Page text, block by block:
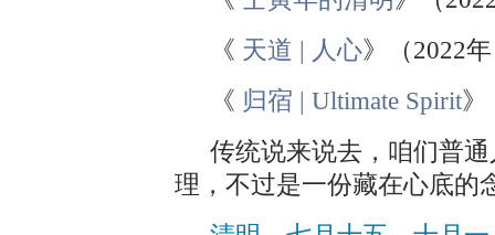
《 天道 | 人心》（2022
《 归宿 | Ultimate Spirit》
传统说来说去，咱们普
理，不过是一份藏在心底的